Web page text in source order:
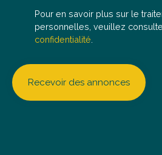
Pour en savoir plus sur le
personnelles, veuillez
confidentialité
Recevoir des annonces